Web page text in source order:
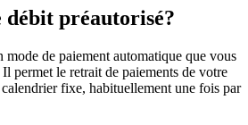
débit préautorisé?
mode de paiement automatique que vous
permet le retrait de paiements de votre
fixe, habituellement une fois par